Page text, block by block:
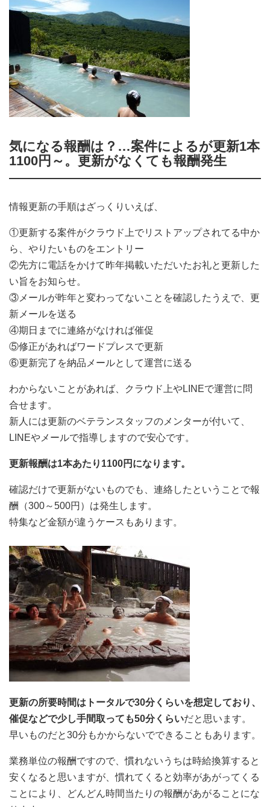
気になる報酬は？…案件によるが更新1本
1100円～。更新がなくても報酬発生
情報更新の手順はざっくりいえば、
①更新する案件がクラウド上でリストアップされてる中か
ら、やりたいものをエントリー
②先方に電話をかけて昨年掲載いただいたお礼と更新した
い旨をお知らせ。
③メールが昨年と変わってないことを確認したうえで、更
新メールを送る
④期日までに連絡がなければ催促
⑤修正があればワードプレスで更新
⑥更新完了を納品メールとして運営に送る
わからないことがあれば、クラウド上やLINEで運営に問
合せます。
新人には更新のベテランスタッフのメンターが付いて、
LINEやメールで指導しますので安心です。
更新報酬は1本あたり1100円になります。
確認だけで更新がないものでも、連絡したということで報
酬（300～500円）は発生します。
特集など金額が違うケースもあります。
更新の所要時間はトータルで30分くらいを想定しており、
催促などで少し手間取っても50分くらいだと思います。
早いものだと30分もかからないでできることもあります。
業務単位の報酬ですので、慣れないうちは時給換算すると
安くなると思いますが、慣れてくると効率があがってくる
ことにより、どんどん時間当たりの報酬があがることにな